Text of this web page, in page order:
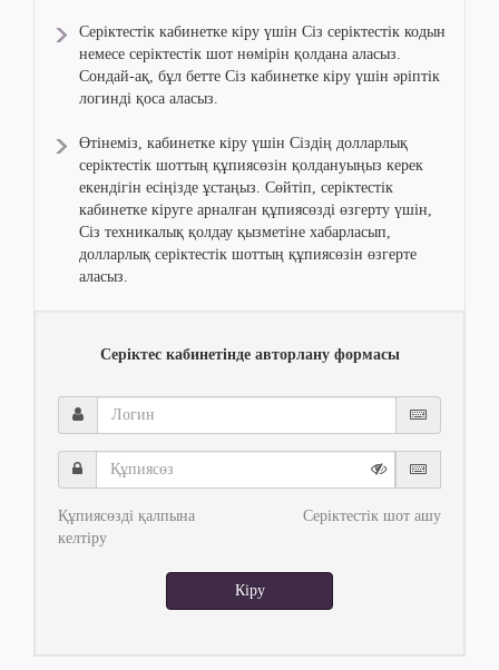
Серіктестік кабинетке кіру үшін Сіз серіктестік кодын
немесе серіктестік шот нөмірін қолдана аласыз.
Сондай-ақ, бұл бетте Сіз кабинетке кіру үшін әріптік
логинді қоса аласыз.
Өтінеміз, кабинетке кіру үшін Сіздің долларлық
серіктестік шоттың құпиясөзін қолдануыңыз керек
екендігін есіңізде ұстаңыз. Сөйтіп, серіктестік
кабинетке кіруге арналған құпиясөзді өзгерту үшін,
Сіз техникалық қолдау қызметіне хабарласып,
долларлық серіктестік шоттың құпиясөзін өзгерте
аласыз.
Серіктес кабинетінде авторлану формасы
Логин
Құпиясөз
Құпиясөзді қалпына
келтіру
Серіктестік шот ашу
Кіру